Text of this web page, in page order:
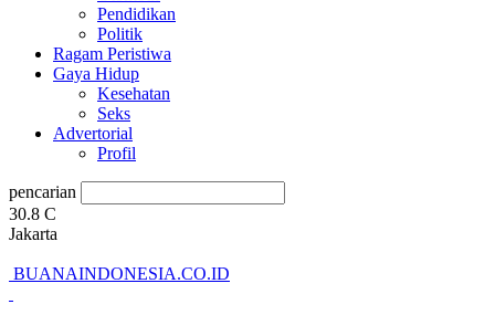
Pendidikan
Politik
Ragam Peristiwa
Gaya Hidup
Kesehatan
Seks
Advertorial
Profil
pencarian
30.8 C
Jakarta
BUANAINDONESIA.CO.ID